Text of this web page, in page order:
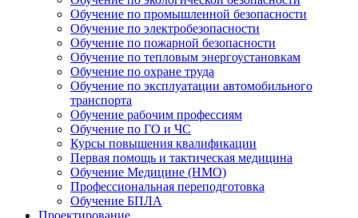
Обучение по промышленной безопасности
Обучение по электробезопасности
Обучение по пожарной безопасности
Обучение по тепловым энергоустановкам
Обучение по охране труда
Обучение по эксплуатации автомобильного
транспорта
Обучение рабочим профессиям
Обучение по ГО и ЧС
Курсы повышения квалификации
Первая помощь и тактическая медицина
Обучение Медицине (НМО)
Профессиональная переподготовка
Обучение БПЛА
Проектирование